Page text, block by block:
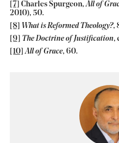
[7]
Charles Spurgeon,All of
2010), 50.
[8]
What is Reformed Theology?,
[9]
The Doctrine of Justification,
[10] All of Grace, 60.